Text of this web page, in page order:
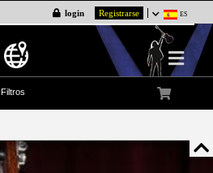
login Registrarse ES
Filtros